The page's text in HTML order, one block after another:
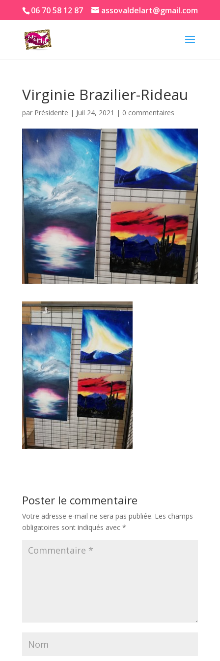
06 70 58 12 87 assovaldelart@gmail.com
Virginie Brazilier-Rideau
par Présidente | Juil 24, 2021 | 0 commentaires
Poster le commentaire
Votre adresse e-mail ne sera pas publiée. Les champs
obligatoires sont indiqués avec *